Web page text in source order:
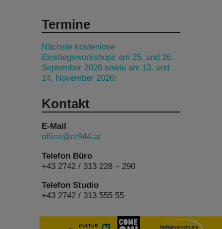
Termine
Nächste kostenlose
Einstiegsworkshops am 25. und 26.
September 2026 sowie am 13. und
14. November 2026!
Kontakt
E-Mail
office@cr944.at
Telefon Büro
+43 2742 / 313 228 – 290
Telefon Studio
+43 2742 / 313 555 55